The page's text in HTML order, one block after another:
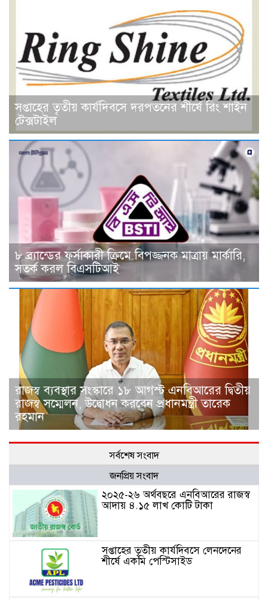
সপ্তাহের তৃতীয় কার্যদিবসে দরপতনের শীর্ষে রিং শাইন
টেক্সটাইল
৮ ব্র্যান্ডের ফর্সাকারী ক্রিমে বিপজ্জনক মাত্রায় মার্কারি,
সতর্ক করল বিএসটিআই
রাজস্ব ব্যবস্থার সংস্কারে ১৮ আগস্ট এনবিআরের দ্বিতীয়
রাজস্ব সম্মেলন, উদ্বোধন করবেন প্রধানমন্ত্রী তারেক
রহমান
সর্বশেষ সংবাদ
জনপ্রিয় সংবাদ
২০২৫-২৬ অর্থবছরে এনবিআরের রাজস্ব
আদায় ৪.১৫ লাখ কোটি টাকা
সপ্তাহের তৃতীয় কার্যদিবসে লেনদেনের
শীর্ষে একমি পেস্টিসাইড